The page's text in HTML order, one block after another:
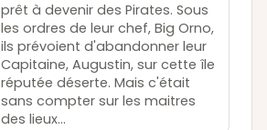
prêt à devenir des Pirates. Sous
les ordres de leur chef, Big Orno,
ils prévoient d'abandonner leur
Capitaine, Augustin, sur cette île
réputée déserte. Mais c'était
sans compter sur les maitres
des lieux…